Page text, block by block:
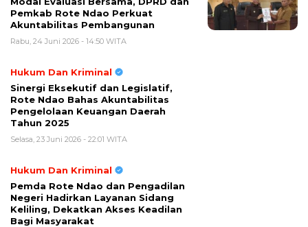
Pemkab Rote Ndao Perkuat
Akuntabilitas Pembangunan
Rabu, 24 Juni 2026 - 14:50 WITA
Hukum Dan Kriminal
Sinergi Eksekutif dan Legislatif,
Rote Ndao Bahas Akuntabilitas
Pengelolaan Keuangan Daerah
Tahun 2025
Selasa, 23 Juni 2026 - 22:01 WITA
Hukum Dan Kriminal
Pemda Rote Ndao dan Pengadilan
Negeri Hadirkan Layanan Sidang
Keliling, Dekatkan Akses Keadilan
Bagi Masyarakat